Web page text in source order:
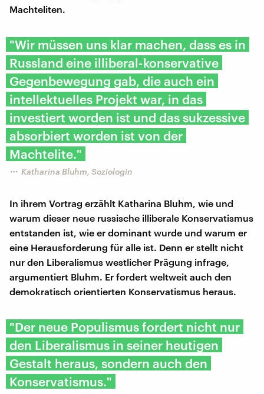
Machteliten.
"Wir müssen uns klar machen, dass es in
Russland eine illiberal-konservative
Gegenbewegung gab, die auch ein
intellektuelles Projekt war, in das
investiert worden ist und das sukzessive
absorbiert worden ist von der
Machtelite."
Katharina Bluhm, Soziologin
In ihrem Vortrag erzählt Katharina Bluhm, wie und
warum dieser neue russische illiberale Konservatismus
entstanden ist, wie er dominant wurde und warum er
eine Herausforderung für alle ist. Denn er stellt nicht
nur den Liberalismus westlicher Prägung infrage,
argumentiert Bluhm. Er fordert weltweit auch den
demokratisch orientierten Konservatismus heraus.
"Der neue Populismus fordert nicht nur
den Liberalismus in seiner heutigen
Gestalt heraus, sondern auch den
Konservatismus."